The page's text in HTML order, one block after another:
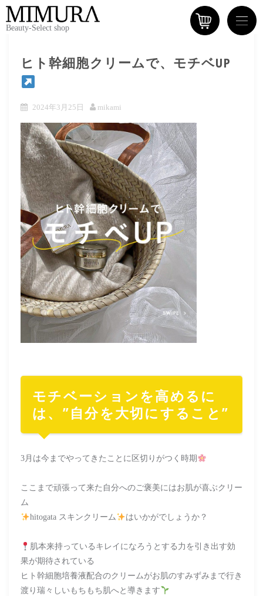
Beauty-Select shop
ヒト幹細胞クリームで、モチベUP
2024年3月25日 mikami
モチベーションを高めるに
は、”自分を大切にすること”
3月は今までやってきたことに区切りがつく時期
ここまで頑張って来た自分へのご褒美にはお肌が喜ぶクリー
ム
hitogata スキンクリーム
はいかがでしょうか？
肌本来持っているキレイになろうとする力を引き出す効
果が期待されている
ヒト幹細胞培養液配合のクリームがお肌のすみずみまで行き
渡り瑞々しいもちもち肌へと導きます